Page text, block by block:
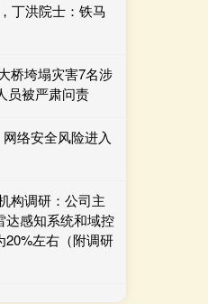
丁洪院士：铁马
桥垮塌灾害7名涉
员被严肃问责
络安全风险进入
构调研：公司主
达感知系统和域控
左右（附调研